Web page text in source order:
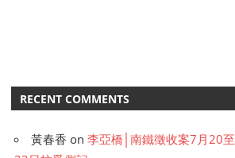
RECENT COMMENTS
黃春香 on李亞橋│南鐵徵收案7月20至